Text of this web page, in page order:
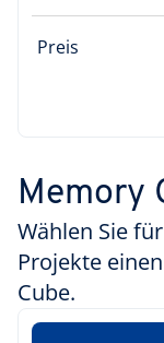
Preis
Memory
Wählen Sie
Projekte
Cube.